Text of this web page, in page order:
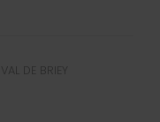
VAL DE BRIEY